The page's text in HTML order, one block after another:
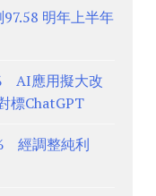
明年上半年
AI應用擬大改
標ChatGPT
經調整純利